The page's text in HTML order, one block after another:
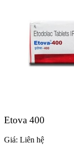
Etova 400
Giá: Liên hệ